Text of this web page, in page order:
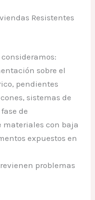
Resistentes
consideramos:
sobre el
pendientes
sistemas de
de
materiales con baja
expuestos en
problemas